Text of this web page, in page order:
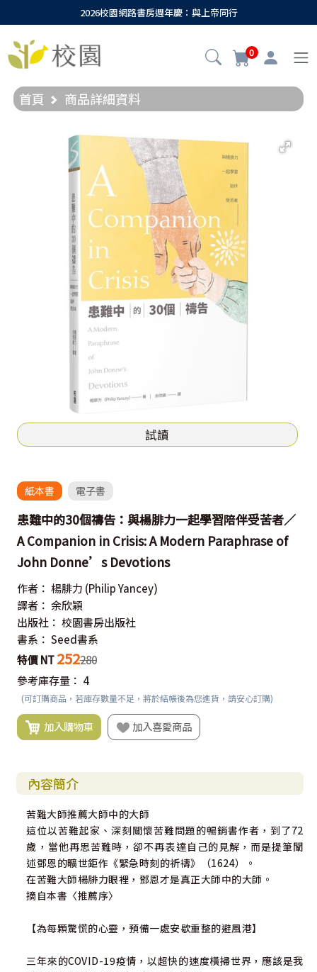
2026校園網路書房週年慶：與上帝同行
0
首頁 商品詳細資料
試讀
紙本書 電子書
患難中的30個禱告：與楊腓力一起學習陪伴受苦者／
A Companion in Crisis: A Modern Paraphrase of
John Donne’s Devotions
作者： 楊腓力 (Philip Yancey)
譯者： 余欣穎
出版社： 校園書房出版社
書系： Seed書系
特價 NT 252280
參考庫存量： 4
(可訂購商品，若庫存數量不足，將於結帳後為您進貨，請安心訂購)
加入購物車 加入喜愛商品
內容簡介
苦難大師推薦大師中的大師
這位以苦難起家、深刻關懷苦難問題的暢銷書作者，到了72
歲，當他再思苦難時，卻不再表達自己的見解，而是提筆闡
述鄧恩的曠世鉅作《緊急時刻的祈禱》（1624）。
在苦難大師楊腓力眼裡，鄧恩才是真正大師中的大師。
摘自本書〈推薦序〉
【為每顆驚慌的心靈，預備一處安歇重整的避風港】
三年來的COVID-19疫情，以超快的速度橫掃世界，應該是我